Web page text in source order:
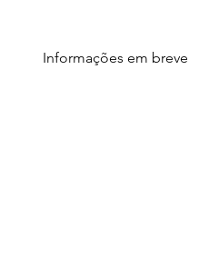
Informações em breve